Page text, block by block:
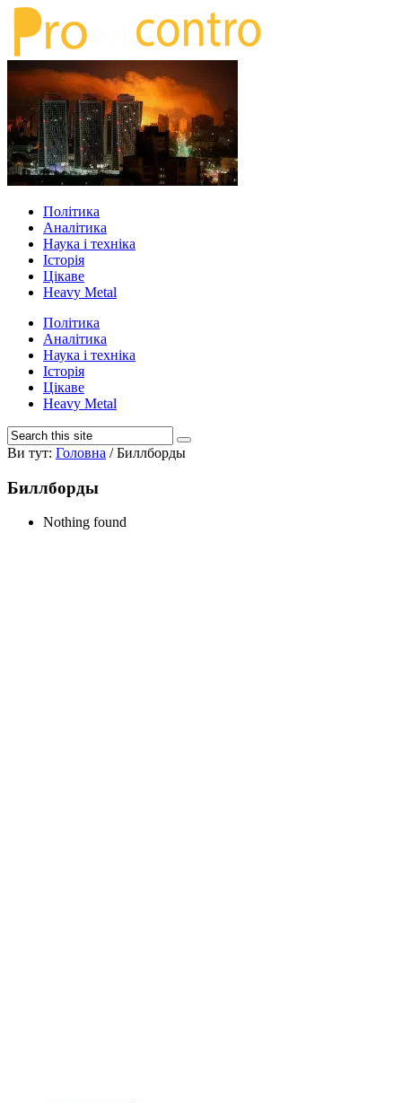
Політика
Аналітика
Наука і техніка
Історія
Цікаве
Heavy Metal
Політика
Аналітика
Наука і техніка
Історія
Цікаве
Heavy Metal
Ви тут: Головна /Биллборды
Биллборды
Nothing found